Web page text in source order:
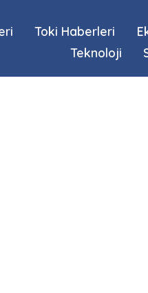
Toki Haberleri
Teknoloji